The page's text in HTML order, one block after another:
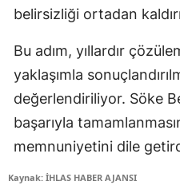
belirsizliği ortadan
Bu adım, yıllardır
yaklaşımla
değerlendiriliyor. Söke
başarıyla
memnuniyetini dile
Kaynak: İHLAS HABER AJANSI